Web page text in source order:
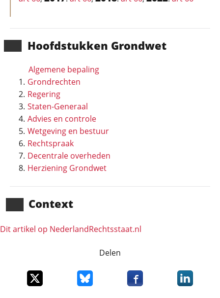
Hoofd­stukken Grondwet
Algemene bepaling
Grondrechten
Regering
Staten-Generaal
Advies en controle
Wetgeving en bestuur
Rechtspraak
Decentrale overheden
Herziening Grondwet
Context
Dit artikel op NederlandRechts­staat.nl
Delen
Deel dit item op XDeel dit item op Bluesky
Deel dit item opDeel dit